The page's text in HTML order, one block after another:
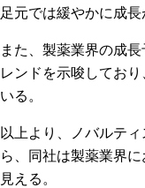
足元では緩やかに成
また、製薬業界の成
レンドを示唆してお
いる。
以上より、ノバルテ
ら、同社は製薬業界
見える。